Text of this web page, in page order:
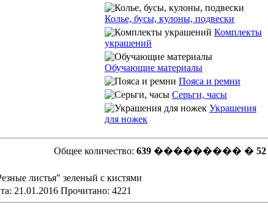
Колье, бусы, кулоны, подвески
Комплекты
украшений
Обучающие материалы
Пояса и ремни
Серьги, часы
Украшения
для ножек
Общее количество: 639 ��������� � 52
листья" зеленый с кистями
21.01.2016 Прочитано: 4221